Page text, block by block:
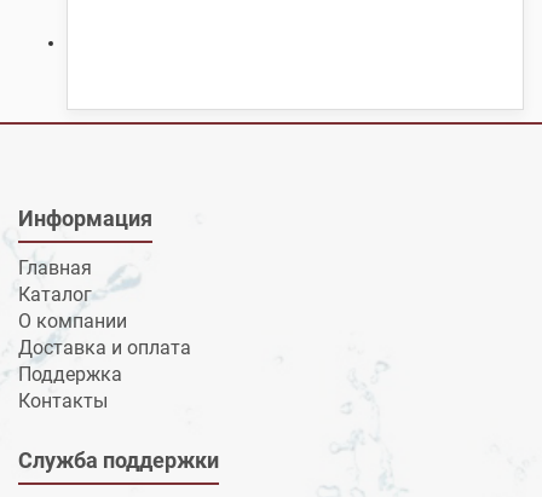
Информация
Главная
Каталог
О компании
Доставка и оплата
Поддержка
Контакты
Служба поддержки